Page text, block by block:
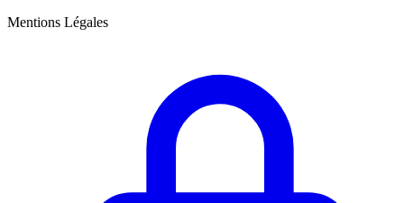
Mentions Légales